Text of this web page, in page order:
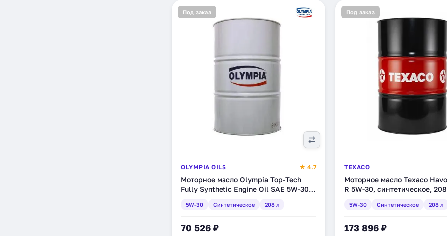
Под заказ
OLYMPIA OILS ★ 4.7
Моторное масло Olympia Top-Tech
Fully Synthetic Engine Oil SAE 5W-30,
ТТ)
5W-30 Синтетическое 208 л
70 526 ₽
Под заказ
TEXACO
Моторное масло Texaco
R 5W-30, синтетическое,
5W-30 Синтетическое 208 л
173 896 ₽